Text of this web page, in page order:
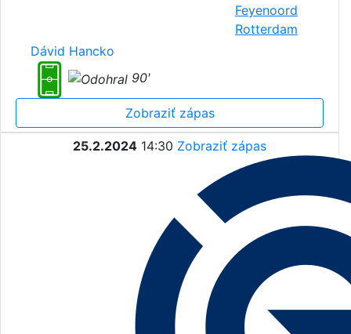
Feyenoord
Rotterdam
Dávid Hancko
90'
Zobraziť zápas
25.2.2024 14:30 Zobraziť zápas